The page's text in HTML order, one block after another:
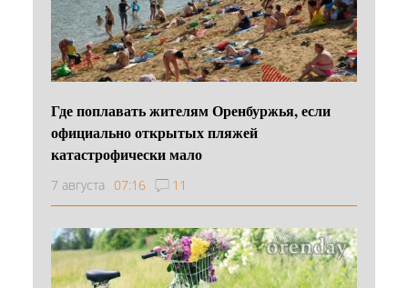
Где поплавать жителям Оренбуржья, если
официально открытых пляжей
катастрофически мало
7 августа 07:16 11